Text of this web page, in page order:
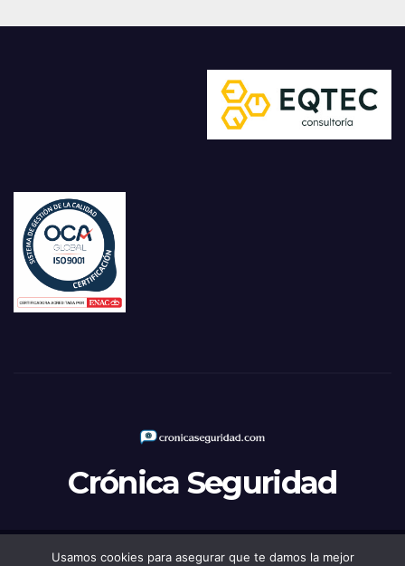
Crónica Seguridad
Usamos cookies para asegurar que te damos la mejor